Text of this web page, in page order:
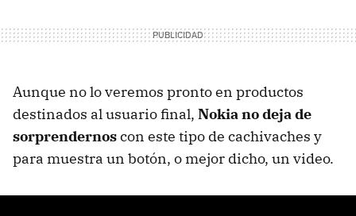
Aunque no lo veremos pronto en productos
destinados al usuario final, Nokia no deja de
sorprendernoscon este tipo de cachivaches y
para muestra un botón, o mejor dicho, un video.